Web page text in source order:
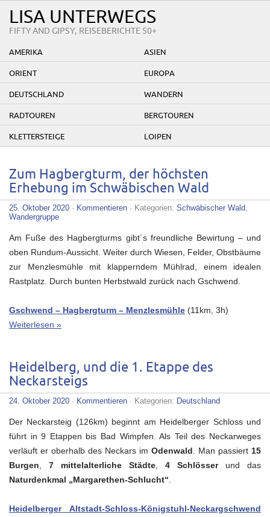
LISA UNTERWEGS
FIFTY AND GIPSY, REISEBERICHTE 50+
AMERIKA ASIEN
ORIENT EUROPA
DEUTSCHLAND WANDERN
RADTOUREN BERGTOUREN
KLETTERSTEIGE LOIPEN
Zum Hagbergturm, der höchsten
Erhebung im Schwäbischen Wald
25. Oktober 2020 · Kommentieren · Kategorien: Schwäbischer Wald,
Wandergruppe
Am Fuße des Hagbergturms gibt´s freundliche Bewirtung – und
oben Rundum-Aussicht. Weiter durch Wiesen, Felder, Obstbäume
zur Menzlesmühle mit klapperndem Mühlrad, einem idealen
Rastplatz. Durch bunten Herbstwald zurück nach Gschwend.
Gschwend – Hagbergturm – Menzlesmühle (11km, 3h)
Weiterlesen »
Heidelberg, und die 1. Etappe des
Neckarsteigs
24. Oktober 2020 · Kommentieren · Kategorien: Deutschland
Der Neckarsteig (126km) beginnt am Heidelberger Schloss und
führt in 9 Etappen bis Bad Wimpfen. Als Teil des Neckarweges
verläuft er oberhalb des Neckars im Odenwald . Man passiert 15
Burgen
7 mittelalterliche Städte 4 Schlösserund das
Naturdenkmal „Margarethen-Schlucht“
Heidelberger Altstadt-Schloss-Königstuhl-Neckargschwend